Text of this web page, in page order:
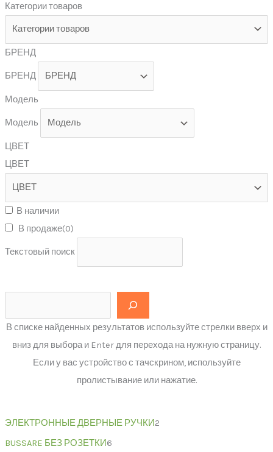
Категории товаров
БРЕНД
БРЕНД
Модель
Модель
ЦВЕТ
ЦВЕТ
В наличии
В продаже(0)
Текстовый поиск
В списке найденных результатов используйте стрелки вверх и
вниз для выбора и Enter для перехода на нужную страницу.
Если у вас устройство с тачскрином, используйте
пролистывание или нажатие.
ЭЛЕКТРОННЫЕ ДВЕРНЫЕ РУЧКИ2
BUSSARE БЕЗ РОЗЕТКИ6